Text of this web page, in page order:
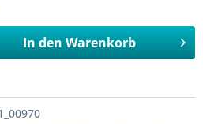
In den Warenkorb